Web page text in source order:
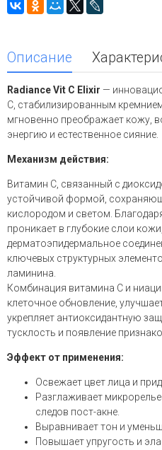
Описание
Radiance Vit C Elixir —
С, стабилизированным
мгновенно преображает кожу,
энергию и естественное сияние.
Механизм действия:
Витамин С, связанный с
устойчивой формой,
кислородом и светом.
проникает в глубокие слои
дерматоэпидермальное
ключевых структурных
ламинина.
Комбинация витамина С и
клеточное обновление,
укрепляет антиоксидантную
тусклость и появление
Эффект от применения:
Освежает цвет лица и
Разглаживает
следов пост-акне.
Выравнивает тон и
Повышает упругость и